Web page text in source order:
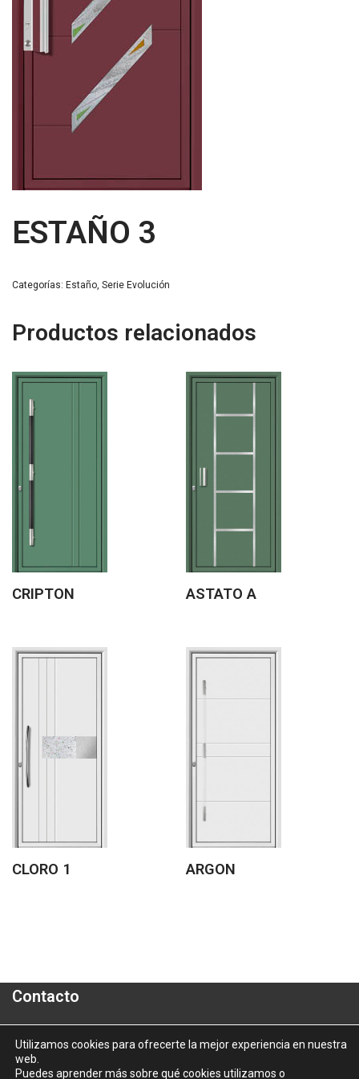
ESTAÑO 3
Categorías: Estaño, Serie Evolución
Productos relacionados
CRIPTON ASTATO A
CLORO 1 ARGON
Contacto
Polígono Industrial "A Granxa"- Paralela 2- Parcela 16
informacion@aluporta.com
Utilizamos cookies para ofrecerte la mejor experiencia en nuestra
web.
Puedes aprender más sobre qué cookies utilizamos o